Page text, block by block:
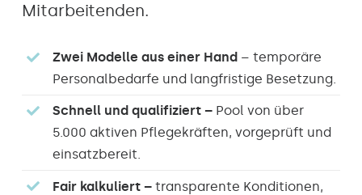
Mitarbeitenden.
Zwei Modelle aus einer Hand – temporäre
Personalbedarfe und langfristige Besetzung.
Schnell und qualifiziert – Pool von über
5.000 aktiven Pflegekräften, vorgeprüft und
einsatzbereit.
Fair kalkuliert –transparente Konditionen,